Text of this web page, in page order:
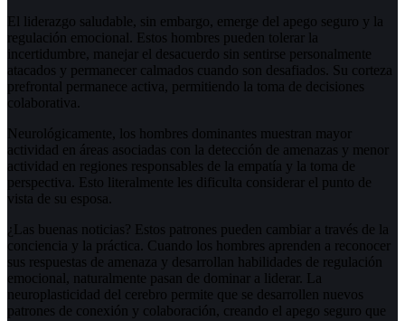
El liderazgo saludable, sin embargo, emerge del apego seguro y la
regulación emocional. Estos hombres pueden tolerar la
incertidumbre, manejar el desacuerdo sin sentirse personalmente
atacados y permanecer calmados cuando son desafiados. Su corteza
prefrontal permanece activa, permitiendo la toma de decisiones
colaborativa.
Neurológicamente, los hombres dominantes muestran mayor
actividad en áreas asociadas con la detección de amenazas y menor
actividad en regiones responsables de la empatía y la toma de
perspectiva. Esto literalmente les dificulta considerar el punto de
vista de su esposa.
¿Las buenas noticias? Estos patrones pueden cambiar a través de la
conciencia y la práctica. Cuando los hombres aprenden a reconocer
sus respuestas de amenaza y desarrollan habilidades de regulación
emocional, naturalmente pasan de dominar a liderar. La
neuroplasticidad del cerebro permite que se desarrollen nuevos
patrones de conexión y colaboración, creando el apego seguro que